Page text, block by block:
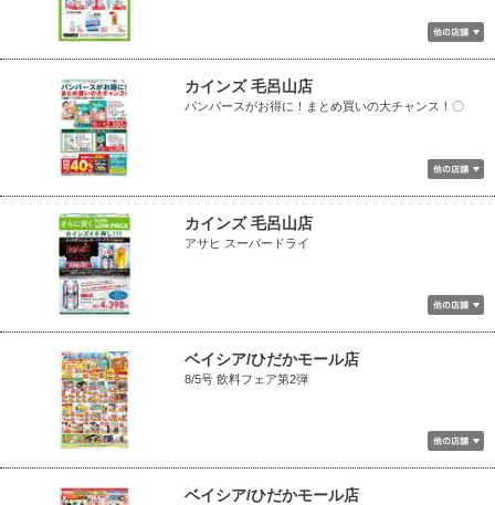
カインズ 毛呂山店
パンパースがお得に！まとめ買いの大チャンス！〇
カインズ 毛呂山店
アサヒ スーパードライ
ベイシア/ひだかモール店
8/5号 飲料フェア第2弾
ベイシア/ひだかモール店